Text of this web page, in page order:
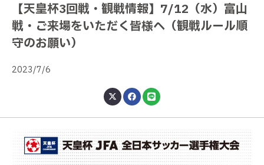
【天皇杯3回戦・観戦情報】7/12（水）富山
戦・ご来場をいただく皆様へ（観戦ルール順
守のお願い）
2023/7/6